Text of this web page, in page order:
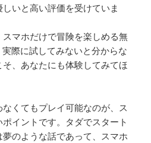
いと高い評価を受けていま
マホだけで冒険を楽しめる無
際に試してみないと分からな
、あなたにも体験してみてほ
くてもプレイ可能なのが、ス
イントです。タダでスタート
のような話であって、スマホ